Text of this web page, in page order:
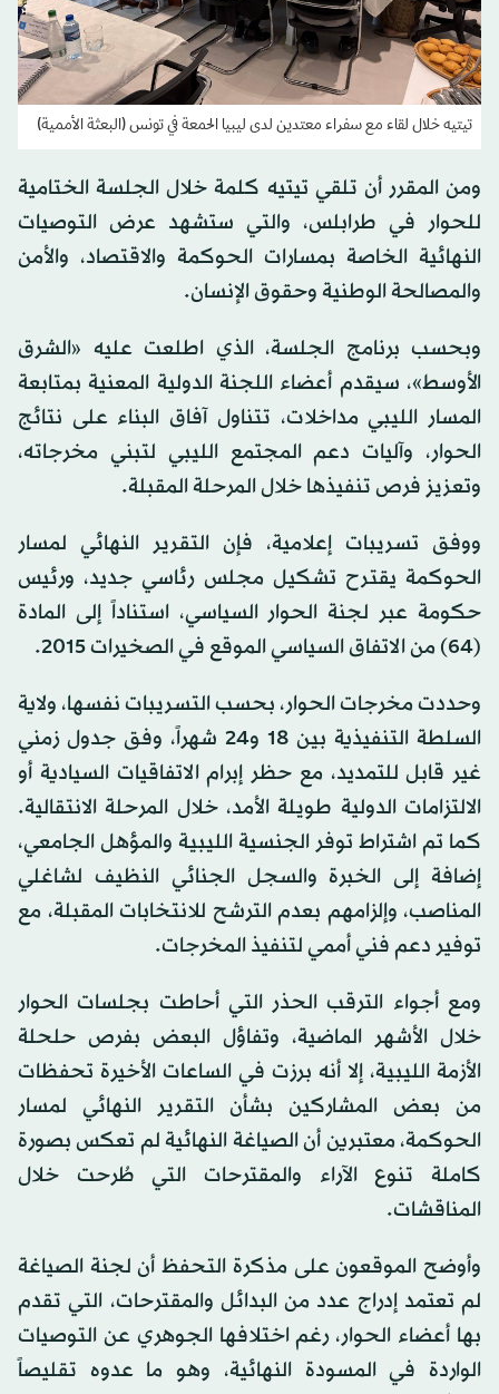
تيتيه خلال لقاء مع سفراء معتدين لدى ليبيا الحمعة في تونس (البعثة الأممية)
ومن المقرر أن تلقي تيتيه كلمة خلال الجلسة الختامية
للحوار في طرابلس، والتي ستشهد عرض التوصيات
النهائية الخاصة بمسارات الحوكمة والاقتصاد، والأمن
والمصالحة الوطنية وحقوق الإنسان.
وبحسب برنامج الجلسة، الذي اطلعت عليه «الشرق
الأوسط»، سيقدم أعضاء اللجنة الدولية المعنية بمتابعة
المسار الليبي مداخلات، تتناول آفاق البناء على نتائج
الحوار، وآليات دعم المجتمع الليبي لتبني مخرجاته،
وتعزيز فرص تنفيذها خلال المرحلة المقبلة.
ووفق تسريبات إعلامية، فإن التقرير النهائي لمسار
الحوكمة يقترح تشكيل مجلس رئاسي جديد، ورئيس
حكومة عبر لجنة الحوار السياسي، استناداً إلى المادة
(64) من الاتفاق السياسي الموقع في الصخيرات 2015.
وحددت مخرجات الحوار، بحسب التسريبات نفسها، ولاية
السلطة التنفيذية بين 18 و24 شهراً، وفق جدول زمني
غير قابل للتمديد، مع حظر إبرام الاتفاقيات السيادية أو
الالتزامات الدولية طويلة الأمد، خلال المرحلة الانتقالية.
كما تم اشتراط توفر الجنسية الليبية والمؤهل الجامعي،
إضافة إلى الخبرة والسجل الجنائي النظيف لشاغلي
المناصب، وإلزامهم بعدم الترشح للانتخابات المقبلة، مع
توفير دعم فني أممي لتنفيذ المخرجات.
ومع أجواء الترقب الحذر التي أحاطت بجلسات الحوار
خلال الأشهر الماضية، وتفاؤل البعض بفرص حلحلة
الأزمة الليبية، إلا أنه برزت في الساعات الأخيرة تحفظات
من بعض المشاركين بشأن التقرير النهائي لمسار
الحوكمة، معتبرين أن الصياغة النهائية لم تعكس بصورة
كاملة تنوع الآراء والمقترحات التي طُرحت خلال
المناقشات.
وأوضح الموقعون على مذكرة التحفظ أن لجنة الصياغة
لم تعتمد إدراج عدد من البدائل والمقترحات، التي تقدم
بها أعضاء الحوار، رغم اختلافها الجوهري عن التوصيات
الواردة في المسودة النهائية، وهو ما عدوه تقليصاً